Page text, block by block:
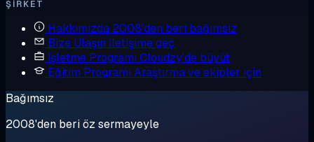
ŞIRKET
Hakkımızda 2008'den beri bağımsız
Bize Ulaşın İletişime geç
İşletme Programı Cloudzy'de büyüt
Eğitim Programı Araştırma ve ekipler için
Bağımsız
2008'den beri öz sermayeyle